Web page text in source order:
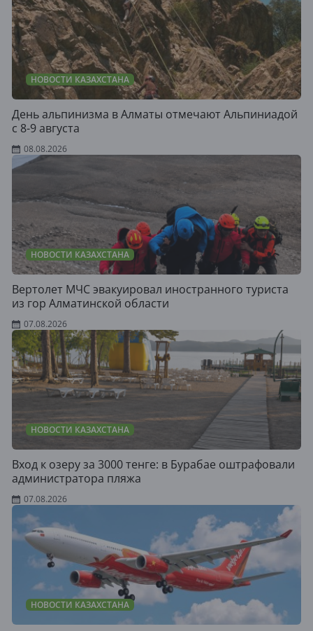
НОВОСТИ КАЗАХСТАНА
День альпинизма в Алматы отмечают Альпиниадой
с 8-9 августа
08.08.2026
НОВОСТИ КАЗАХСТАНА
Вертолет МЧС эвакуировал иностранного туриста
из гор Алматинской области
07.08.2026
НОВОСТИ КАЗАХСТАНА
Вход к озеру за 3000 тенге: в Бурабае оштрафовали
администратора пляжа
07.08.2026
НОВОСТИ КАЗАХСТАНА